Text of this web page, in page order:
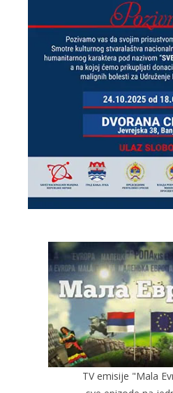
TV emisije "Mala